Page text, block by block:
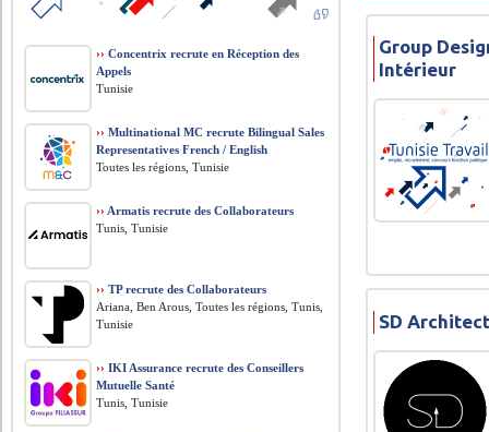
Group
Intérieur
SD
›› Concentrix recrute en Réception des
Appels
Tunisie
›› Multinational MC recrute Bilingual Sales
Representatives French / English
Toutes les régions, Tunisie
›› Armatis recrute des Collaborateurs
Tunis, Tunisie
›› TP recrute des Collaborateurs
Ariana, Ben Arous, Toutes les régions, Tunis,
Tunisie
›› IKI Assurance recrute des Conseillers
Mutuelle Santé
Tunis, Tunisie